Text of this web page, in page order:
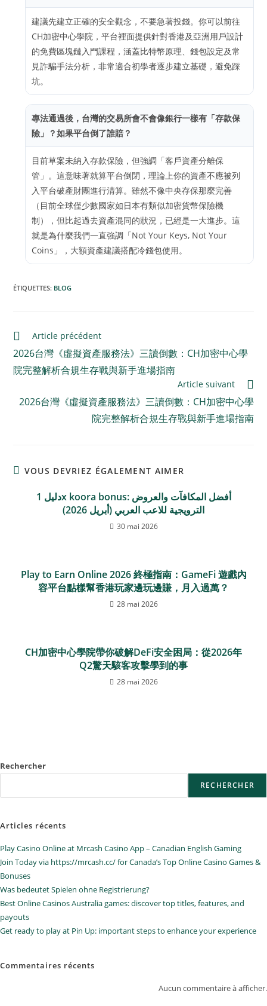
建議先建立正確的安全觀念，不要急著投錢。你可以前往
CH加密中心學院，平台裡面提供針對香港及亞洲用戶設計
的免費區塊鏈入門課程，涵蓋比特幣原理、錢包設定及常
見詐騙手法分析，非常適合初學者逐步建立基礎，避免踩
坑。
專法通過後，台灣的交易所會不會像銀行一樣有「存款保
險」？如果平台倒了誰賠？
目前草案未納入存款保險，但強調「客戶資產分離保
管」。這意味著就算平台倒閉，理論上你的資產不應被列
入平台破產財團進行清算。雖然不像中央存保那麼完善
（目前全球僅少數國家如日本有類似加密貨幣保險機
制），但比起過去資產混同的狀況，已經是一大進步。這
就是為什麼我們一直強調「Not Your Keys, Not Your
Coins」，大額資產建議搭配冷錢包使用。
ÉTIQUETTES: BLOG
Article précédent
2026台灣《虛擬資產服務法》三讀倒數：CH加密中心學
院完整解析合規生存戰與新手進場指南
Article suivant
2026台灣《虛擬資產服務法》三讀倒數：CH加密中心學
院完整解析合規生存戰與新手進場指南
VOUS DEVRIEZ ÉGALEMENT AIMER
دليل 1x koora bonus: أفضل المكافآت والعروض
الترويجية للاعب العربي (أبريل 2026)
30 mai 2026
Play to Earn Online 2026 終極指南：GameFi 遊戲內
容平台點樣幫香港玩家邊玩邊賺，月入過萬？
28 mai 2026
CH加密中心學院帶你破解DeFi安全困局：從2026年
Q2驚天駭客攻擊學到的事
28 mai 2026
Rechercher
RECHERCHER
Articles récents
Play Casino Online at Mrcash Casino App – Canadian English Gaming
Join Today via https://mrcash.cc/ for Canada’s Top Online Casino Games &
Bonuses
Was bedeutet Spielen ohne Registrierung?
Best Online Casinos Australia games: discover top titles, features, and
payouts
Get ready to play at Pin Up: important steps to enhance your experience
Commentaires récents
Aucun commentaire à afficher.